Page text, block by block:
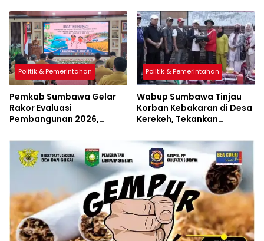
Politik & Pemerintahan
Pemkab Sumbawa Gelar
Rakor Evaluasi
Pembangunan 2026,
Perubahan Resmi
Diluncurkan
Politik & Pemerintahan
Wabup Sumbawa Tinjau
Korban Kebakaran di Desa
Kerekeh, Tekankan